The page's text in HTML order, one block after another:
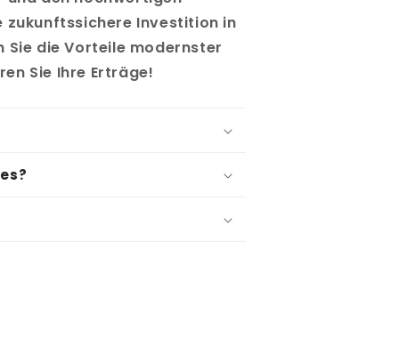
zukunftssichere Investition in
Sie die Vorteile modernster
Sie Ihre Erträge!